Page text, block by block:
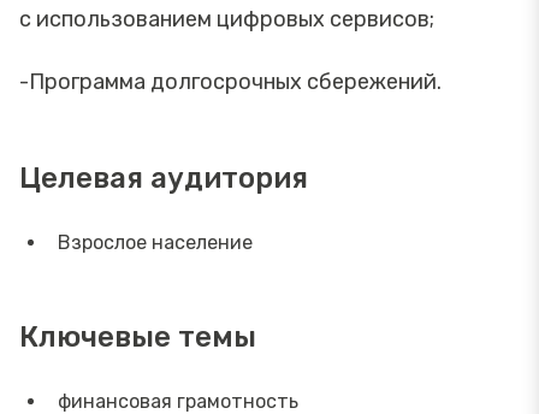
с использованием цифровых сервисов;
-Программа долгосрочных сбережений.
Целевая аудитория
Взрослое население
Ключевые темы
финансовая грамотность